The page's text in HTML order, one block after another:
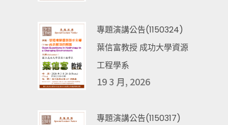
專題演講公告(1150324)
葉信富教授 成功大學資源
工程學系
19 3 月, 2026
專題演講公告(1150317)